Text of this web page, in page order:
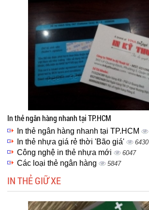
In thẻ ngân hàng nhanh tại TP.HCM
In thẻ ngân hàng nhanh tại TP.HCM
In thẻ nhựa giá rẻ thời 'Bão giá' 6430
Công nghệ in thẻ nhựa mới 6047
Các loại thẻ ngân hàng 5847
IN THẺ GIỮ XE